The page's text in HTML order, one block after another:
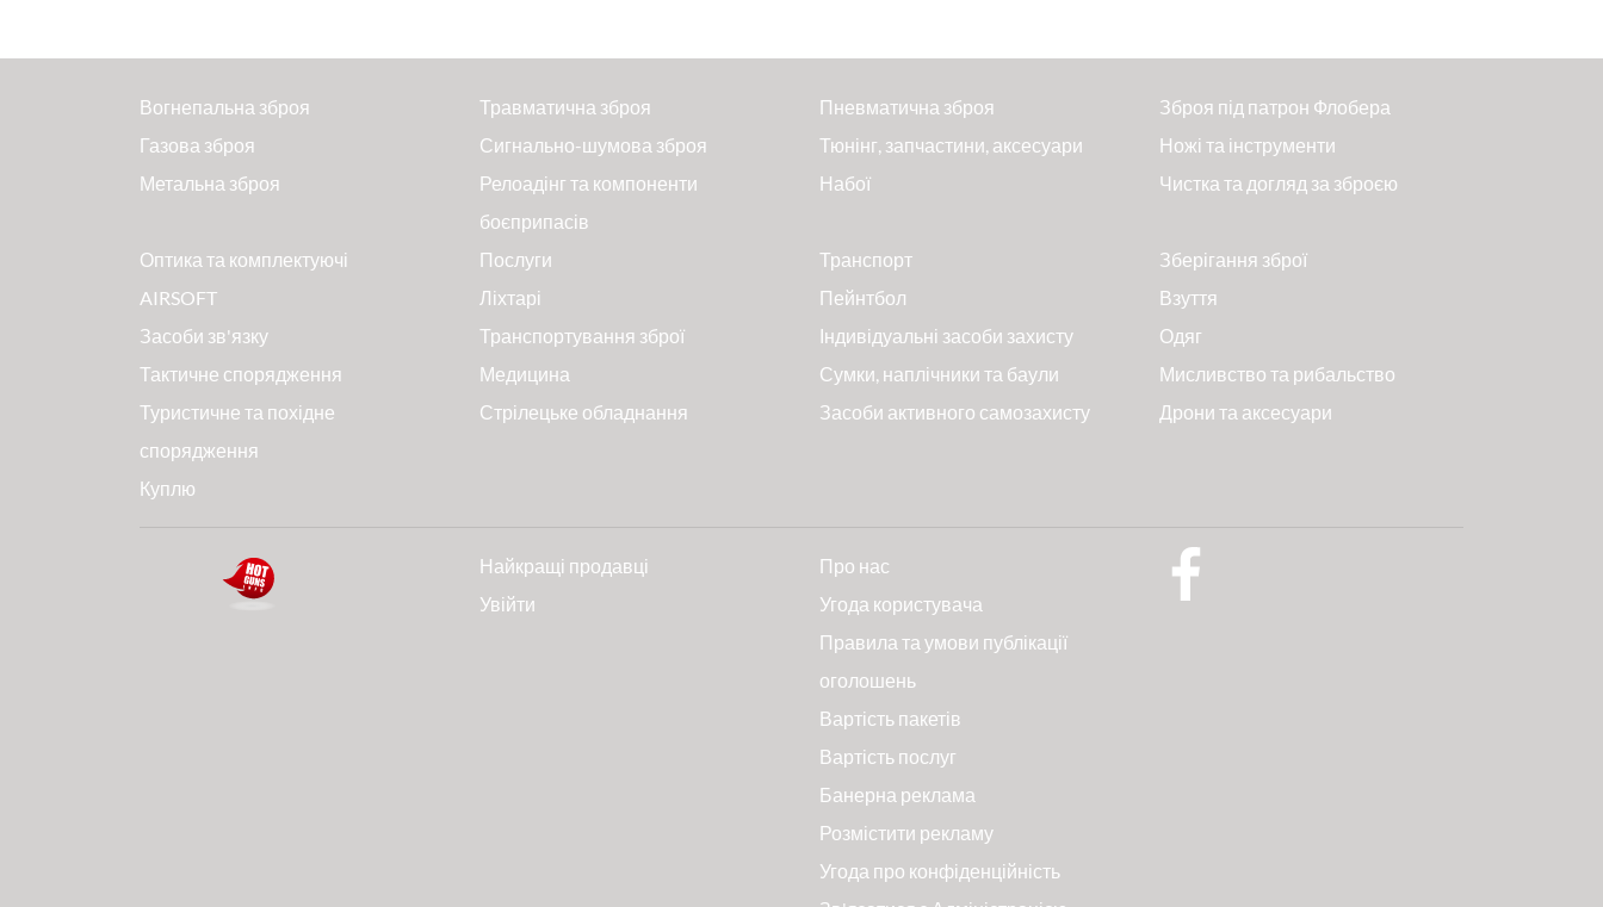
Вогнепальна зброя Травматична зброя Пневматична зброя
Зброя під патрон Флобера
Газова зброя
Сигнально-шумова зброя Тюнінг, запчастини, аксесуари
Ножі та інструменти
Метальна зброя
Релоадінг та компоненти
боєприпасів
Набої Чистка та догляд за зброєю
Оптика та комплектуючі Послуги Транспорт
Зберігання зброї
AIRSOFT
Ліхтарі Пейнтбол
Взуття
Засоби зв'язку
Транспортування зброї Індивідуальні засоби захисту
Одяг
Тактичне спорядження
Медицина Сумки, наплічники та баули
Мисливство та рибальство
Туристичне та похідне
спорядження
Стрілецьке обладнання Засоби активного самозахисту Дрони та аксесуари
Куплю
Найкращі продавці
Увійти
Про нас
Угода користувача
Правила та умови публікації
оголошень
Вартість пакетів
Вартість послуг
Банерна реклама
Розмістити рекламу
Угода про конфіденційність